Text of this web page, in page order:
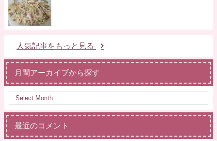
人気記事をもっと見る
月間アーカイブから探す
最近のコメント